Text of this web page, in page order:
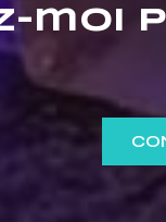
moi